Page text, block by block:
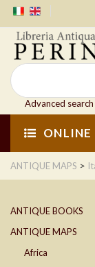
Advanced search
ONLINE
ANTIQUE MAPS >
ANTIQUE BOOKS
ANTIQUE MAPS
Africa